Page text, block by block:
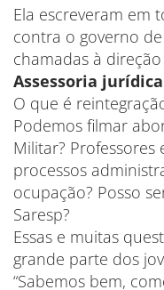
Ela escreveram em
contra o governo
chamadas à
Assessoria jurídica
O que é
Podemos filmar
Militar?
processos
ocupação? Posso
Saresp?
Essas e muitas
grande parte dos
“Sabemos bem,